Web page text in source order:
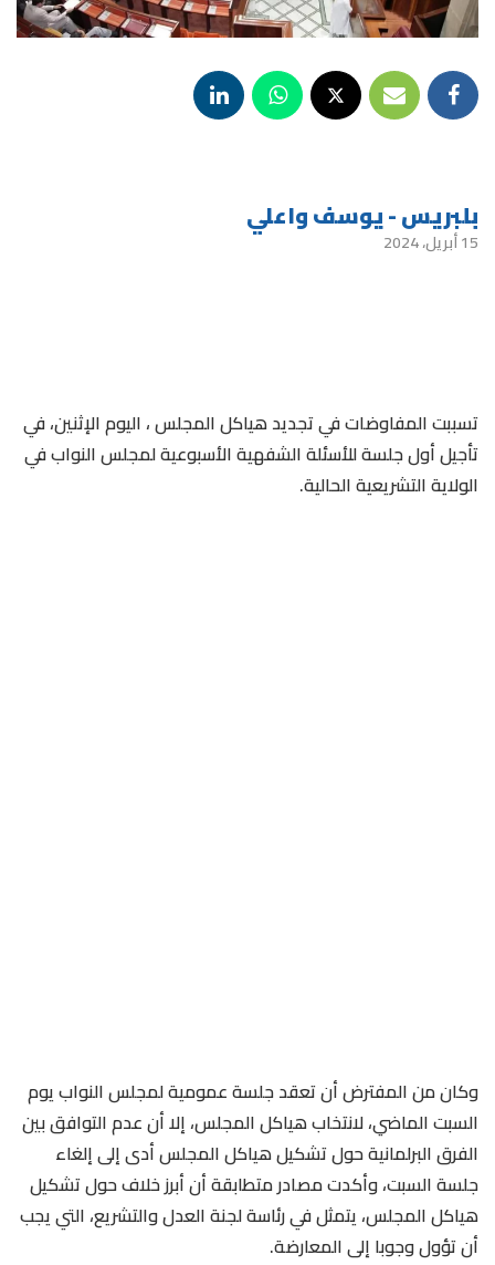
بلبريس - يوسف واعلي
15 أبريل، 2024
تسببت المفاوضات في تجديد هياكل المجلس ، اليوم الإثنين، في
تأجيل أول جلسة للأسئلة الشفهية الأسبوعية لمجلس النواب في
الولاية التشريعية الحالية.
وكان من المفترض أن تعقد جلسة عمومية لمجلس النواب يوم
السبت الماضي، لانتخاب هياكل المجلس، إلا أن عدم التوافق بين
الفرق البرلمانية حول تشكيل هياكل المجلس أدى إلى إلغاء
جلسة السبت، وأكدت مصادر متطابقة أن أبرز خلاف حول تشكيل
هياكل المجلس، يتمثل في رئاسة لجنة العدل والتشريع، التي يجب
أن تؤول وجوبا إلى المعارضة.